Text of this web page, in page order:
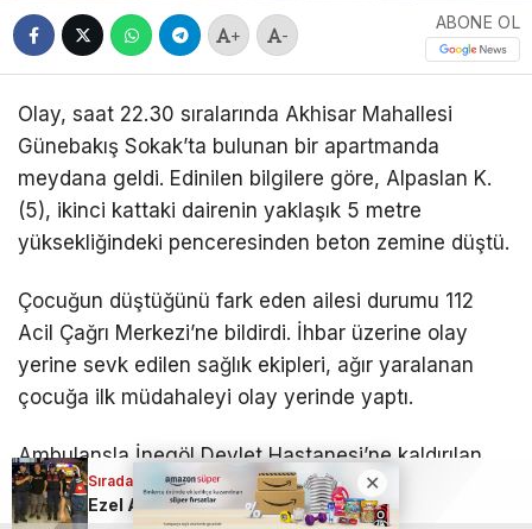
Sıradaki Haber
Altın 2 haftanın dibini gördü
+ -
ABONE OL
Olay, saat 22.30 sıralarında Akhisar Mahallesi
Günebakış Sokak’ta bulunan bir apartmanda
meydana geldi. Edinilen bilgilere göre, Alpaslan K.
(5), ikinci kattaki dairenin yaklaşık 5 metre
yüksekliğindeki penceresinden beton zemine düştü.
Çocuğun düştüğünü fark eden ailesi durumu 112
Acil Çağrı Merkezi’ne bildirdi. İhbar üzerine olay
yerine sevk edilen sağlık ekipleri, ağır yaralanan
çocuğa ilk müdahaleyi olay yerinde yaptı.
Ambulansla İnegöl Devlet Hastanesi’ne kaldırılan
küçük çocuk tedavi altına alınırken, sağlık
durumunun ciddiyetini koruduğu öğrenildi.
Sıradaki Haber
Ezel Akay’dan ilk açıklama: “Gerçekler ortaya çıkacak”